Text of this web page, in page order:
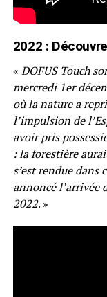
2022 :
« DOFUS Touch
mercredi 1er
où la nature a
l’impulsion de
avoir pris
: la forestière
s’est rendue dans
annoncé l’arrivée
2022. »